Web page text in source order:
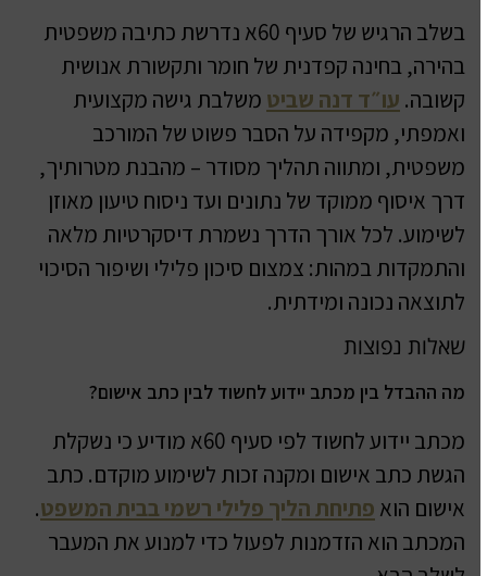
בשלב הרגיש של סעיף 60א נדרשת כתיבה משפטית
בהירה, בחינה קפדנית של חומר ותקשורת אנושית
קשובה.עו״ד דנה שביטמשלבת גישה מקצועית
ואמפתי, מקפידה על הסבר פשוט של המורכב
משפטית, ומתווה תהליך מסודר – מהבנת מטרותיך,
דרך איסוף ממוקד של נתונים ועד ניסוח טיעון מאוזן
לשימוע. לכל אורך הדרך נשמרת דיסקרטיות מלאה
והתמקדות במהות: צמצום סיכון פלילי ושיפור הסיכוי
לתוצאה נכונה ומידתית.
שאלות נפוצות
מה ההבדל בין מכתב יידוע לחשוד לבין כתב אישום?
מכתב יידוע לחשוד לפי סעיף 60א מודיע כי נשקלת
הגשת כתב אישום ומקנה זכות לשימוע מוקדם. כתב
אישום הואפתיחת הליך פלילי רשמי בבית המשפט.
המכתב הוא הזדמנות לפעול כדי למנוע את המעבר